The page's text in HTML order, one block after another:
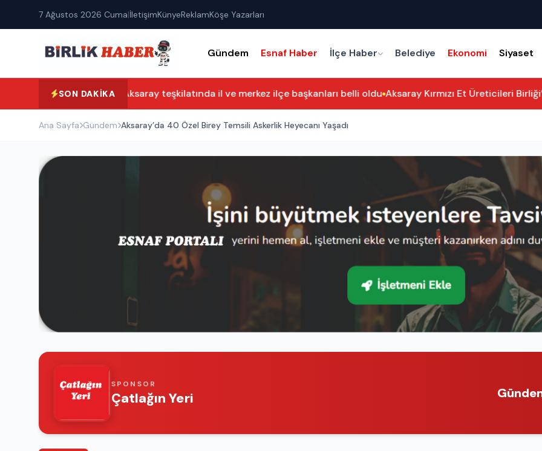
7 Ağustos 2026 Cuma|İletişimKünyeReklamKöşe Yazarları
Gündem Esnaf Haber İlçe Haber Belediye Ekonomi Siyaset
SON DAKIKA
Yeni Parti Aksaray teşkilatında il ve merkez ilçe başkanları belli oldu Aksaray Kırmızı Et Üreticileri
Ana Sayfa Gündem Aksaray’da 40 Özel Birey Temsili Askerlik Heyecanı Yaşadı
SPONSOR
Çatlağın Yeri